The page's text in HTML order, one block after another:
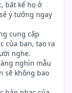
bất kể họ ở
ý tưởng ngay
cung cấp
của bạn, tạo ra
nghe.
nghìn mẫu
sẽ không bao